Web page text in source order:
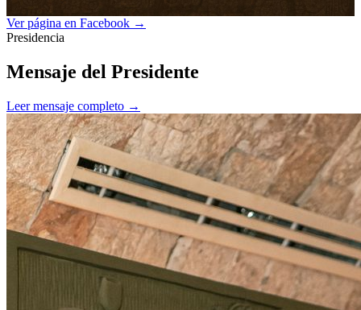
Ver página en Facebook →
Presidencia
Mensaje del Presidente
Leer mensaje completo →